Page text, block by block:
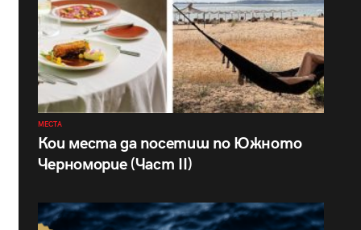
МЕСТА
Кои места да посетиш по Южното
Черноморие (Част II)